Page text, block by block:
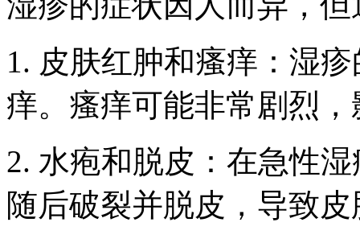
1. 皮肤红肿和瘙痒：湿
痒。瘙痒可能非常剧烈
2. 水疱和脱皮：在急性
随后破裂并脱皮，导致